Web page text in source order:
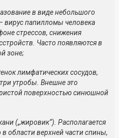
в виде небольшого
вирус папилломы человека
стрессов, снижения
Часто появляются в
зоне;
лимфатических сосудов,
утробы. Внешне это
поверхностью синюшной
(„жировик“). Располагается
области верхней части спины,